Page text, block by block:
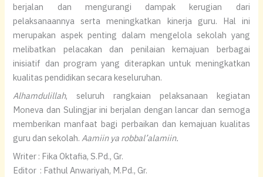
berjalan dan mengurangi dampak kerugian dari
pelaksanaannya serta meningkatkan kinerja guru. Hal ini
merupakan aspek penting dalam mengelola sekolah yang
melibatkan pelacakan dan penilaian kemajuan berbagai
inisiatif dan program yang diterapkan untuk meningkatkan
kualitas pendidikan secara keseluruhan.
Alhamdulillah, seluruh rangkaian pelaksanaan kegiatan
Moneva dan Sulingjar ini berjalan dengan lancar dan semoga
memberikan manfaat bagi perbaikan dan kemajuan kualitas
guru dan sekolah.Aamiin ya robbal’alamiin.
Writer : Fika Oktafia, S.Pd., Gr.
Editor : Fathul Anwariyah, M.Pd., Gr.